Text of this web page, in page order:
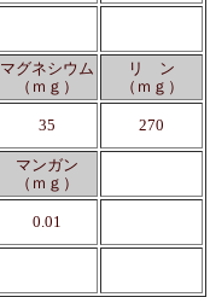
マグネシウム
（ｍｇ）
リ ン
（ｍｇ）
35 270
マンガン
（ｍｇ）
0.01